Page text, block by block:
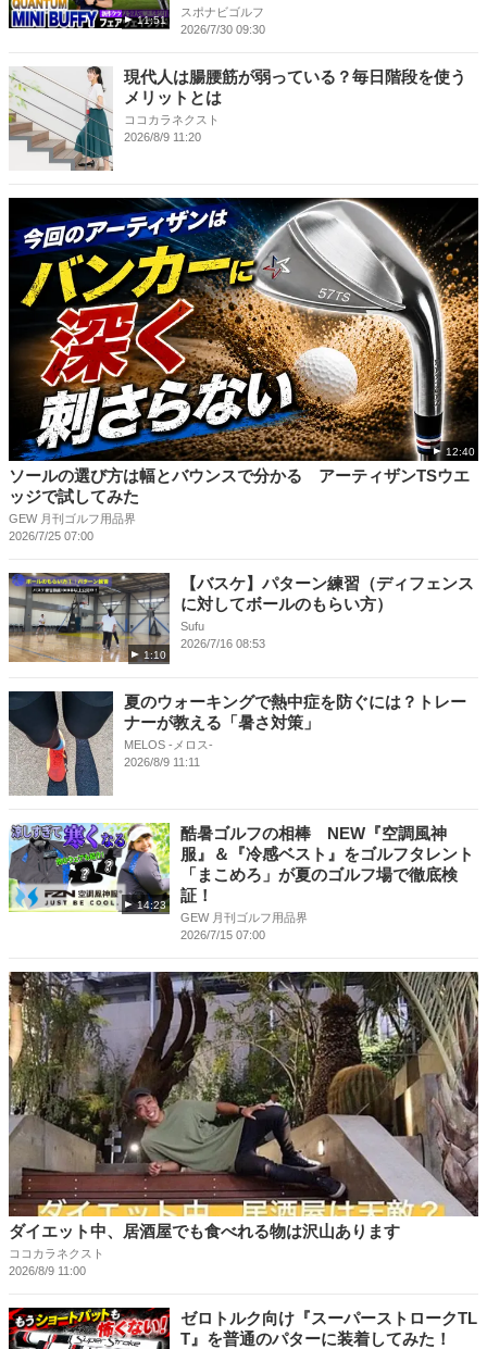
11:51
スポナビゴルフ
2026/7/30 09:30
現代人は腸腰筋が弱っている？毎日階段を使う
メリットとは
ココカラネクスト
2026/8/9 11:20
12:40
ソールの選び方は幅とバウンスで分かる アーティザンTSウエ
ッジで試してみた
GEW 月刊ゴルフ用品界
2026/7/25 07:00
1:10
【バスケ】パターン練習（ディフェンス
に対してボールのもらい方）
Sufu
2026/7/16 08:53
夏のウォーキングで熱中症を防ぐには？トレー
ナーが教える「暑さ対策」
MELOS -メロス-
2026/8/9 11:11
14:23
酷暑ゴルフの相棒 NEW『空調風神
服』＆『冷感ベスト』をゴルフタレント
「まこめろ」が夏のゴルフ場で徹底検
証！
GEW 月刊ゴルフ用品界
2026/7/15 07:00
ダイエット中、居酒屋でも食べれる物は沢山あります
ココカラネクスト
2026/8/9 11:00
ゼロトルク向け『スーパーストロークTL
T』を普通のパターに装着してみた！